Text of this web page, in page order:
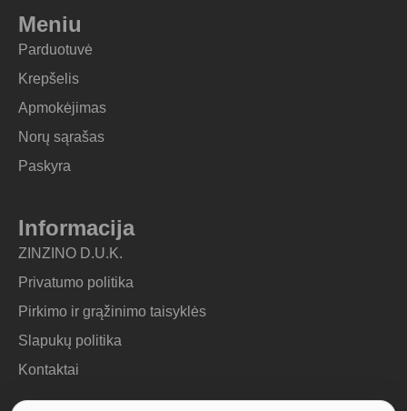
Meniu
Parduotuvė
Krepšelis
Apmokėjimas
Norų sąrašas
Paskyra
Informacija
ZINZINO D.U.K.
Privatumo politika
Pirkimo ir grąžinimo taisyklės
Slapukų politika
Kontaktai